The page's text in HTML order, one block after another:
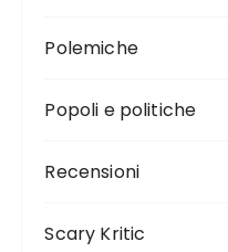
Polemiche
Popoli e politiche
Recensioni
Scary Kritic